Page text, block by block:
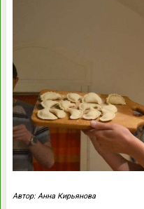
Автор: Анна Кирьянова